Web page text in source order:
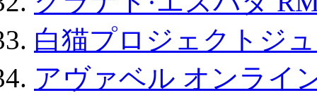
白猫プロジェクトジ
アヴァベル オンライ